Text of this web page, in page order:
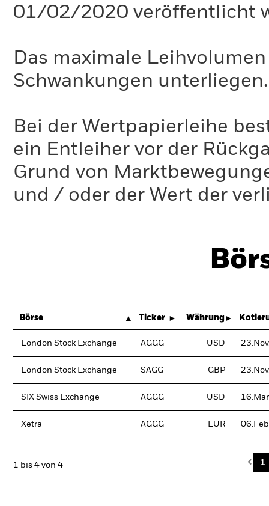
01/02/2020 veröffentlicht
Das maximale
Schwankungen unterliegen.
Bei der Wertpapierleihe
ein Entleiher vor der
Grund von
und / oder der Wert der
Börse Ticker Währung
London Stock Exchange AGGG USD
London Stock Exchange SAGG GBP
SIX Swiss Exchange AGGG USD
Xetra AGGG EUR
1 bis 4 von 4 1